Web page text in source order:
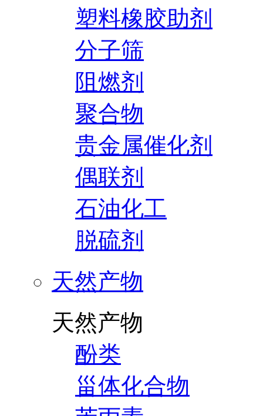
塑料橡胶助剂
分子筛
阻燃剂
聚合物
贵金属催化剂
偶联剂
石油化工
脱硫剂
天然产物
天然产物
酚类
甾体化合物